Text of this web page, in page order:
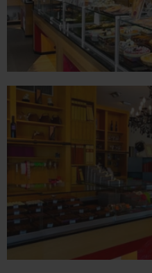
78 place Jean Jaurès -
Tél. 04 75